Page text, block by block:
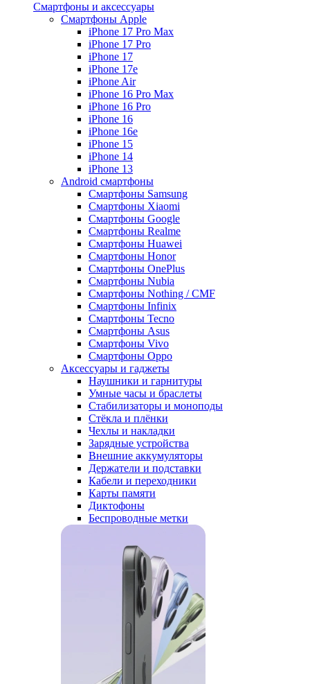
Смартфоны и аксессуары
Смартфоны Apple
iPhone 17 Pro Max
iPhone 17 Pro
iPhone 17
iPhone 17e
iPhone Air
iPhone 16 Pro Max
iPhone 16 Pro
iPhone 16
iPhone 16e
iPhone 15
iPhone 14
iPhone 13
Android cмартфоны
Смартфоны Samsung
Смартфоны Xiaomi
Смартфоны Google
Смартфоны Realme
Смартфоны Huawei
Смартфоны Honor
Смартфоны OnePlus
Смартфоны Nubia
Смартфоны Nothing / CMF
Смартфоны Infinix
Смартфоны Tecno
Смартфоны Asus
Смартфоны Vivo
Смартфоны Oppo
Аксессуары и гаджеты
Наушники и гарнитуры
Умные часы и браслеты
Стабилизаторы и моноподы
Стёкла и плёнки
Чехлы и накладки
Зарядные устройства
Внешние аккумуляторы
Держатели и подставки
Кабели и переходники
Карты памяти
Диктофоны
Беспроводные метки